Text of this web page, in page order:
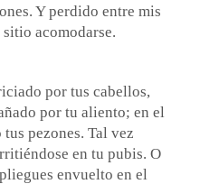
Y perdido entre mis
acomodarse.
por tus cabellos,
por tu aliento; en el
pezones. Tal vez
en tu pubis. O
envuelto en el